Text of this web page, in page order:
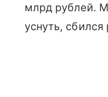
млрд рублей.
уснуть,